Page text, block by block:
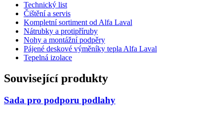
Technický list
Čištění a servis
Kompletní sortiment od Alfa Laval
Nátrubky a protipříruby
Nohy a montážní podpěry
Pájené deskové výměníky tepla Alfa Laval
Tepelná izolace
Související produkty
Sada pro podporu podlahy